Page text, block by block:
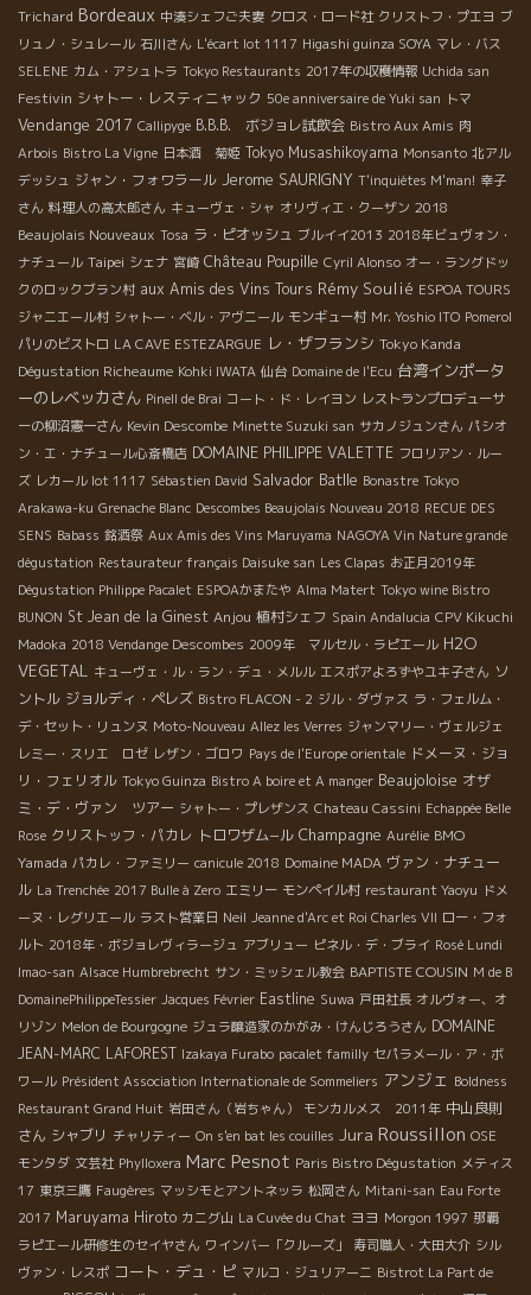
Trichard Bordeaux 中湊シェフご夫妻 クロス・ロード社 クリストフ・プエヨ ブ
リュノ・シュレール 石川さん L'écart lot 1117 Higashi guinza SOYA マレ・バス
SELENE カム・アシュトラ Tokyo Restaurants 2017年の収穫情報 Uchida san
Festivin シャトー・レスティニャック 50e anniversaire de Yuki san トマ
Vendange 2017 Callipyge B.B.B. ボジョレ試飲会 Bistro Aux Amis 肉
Arbois Bistro La Vigne 日本酒 菊姫 Tokyo Musashikoyama Monsanto 北アル
デッシュ ジャン・フォワラール Jerome SAURIGNY T'inquiètes M'man! 幸子
さん 料理人の高太郎さん キューヴェ・シャ オリヴィエ・クーザン 2018
Beaujolais Nouveaux Tosa ラ・ピオッシュ ブルイイ2013 2018年ビュヴォン・
ナチュール Taipei シェナ 宮崎 Château Poupille Cyril Alonso オー・ラングドッ
クのロックブラン村 aux Amis des Vins Tours Rémy Soulié ESPOA TOURS
ジャニエール村 シャトー・ベル・アヴニール モンギュー村 Mr. Yoshio ITO Pomerol
パリのビストロ LA CAVE ESTEZARGUE レ・ザフランシ Tokyo Kanda
Dégustation Richeaume Kohki IWATA 仙台 Domaine de l'Ecu 台湾インポータ
ーのレベッカさん Pinell de Brai コート・ド・レイヨン レストランプロデューサ
ーの柳沼憲一さん Kevin Descombe Minette Suzuki san サカノジュンさん パシオ
ン・エ・ナチュール心斎橋店 DOMAINE PHILIPPE VALETTE フロリアン・ルー
ズ レカール lot 1117 Sébastien David Salvador Batlle Bonastre Tokyo
Arakawa-ku Grenache Blanc Descombes Beaujolais Nouveau 2018 RECUE DES
SENS Babass 銘酒祭 Aux Amis des Vins Maruyama NAGOYA Vin Nature grande
dégustation Restaurateur français Daisuke san Les Clapas お正月2019年
Dégustation Philippe Pacalet ESPOAかまたや Alma Matert Tokyo wine Bistro
BUNON St Jean de la Ginest Anjou 植村シェフ Spain Andalucia CPV Kikuchi
Madoka 2018 Vendange Descombes 2009年 マルセル・ラピエール H2O
VEGETAL キューヴェ・ル・ラン・デュ・メルル エスポアよろずやユキ子さん ソ
ントル ジョルディ・ペレズ Bistro FLACON - 2 ジル・ダヴァス ラ・フェルム・
デ・セット・リュンヌ Moto-Nouveau Allez les Verres ジャンマリー・ヴェルジェ
レミー・スリエ ロゼ レザン・ゴロワ Pays de l'Europe orientale ドメーヌ・ジョ
リ・フェリオル Tokyo Guinza Bistro A boire et A manger Beaujoloise オザ
ミ・デ・ヴァン ツアー シャトー・プレザンス Chateau Cassini Echappée Belle
Rose クリストッフ・パカレ トロワザム−ル Champagne Aurélie BMO
Yamada パカレ・ファミリー canicule 2018 Domaine MADA ヴァン・ナチュー
ル La Trenchée 2017 Bulle à Zero エミリー モンペイル村 restaurant Yaoyu ドメ
ーヌ・レグリエール ラスト営業日 Neil Jeanne d'Arc et Roi Charles VII ロー・フォ
ルト 2018年・ボジョレヴィラージュ アブリュー ピネル・デ・ブライ Rosé Lundi
Imao-san Alsace Humbrebrecht サン・ミッシェル教会 BAPTISTE COUSIN M de B
DomainePhilippeTessier Jacques Février Eastline Suwa 戸田社長 オルヴォー、オ
リゾン Melon de Bourgogne ジュラ醸造家のかがみ・けんじろうさん DOMAINE
JEAN-MARC LAFOREST Izakaya Furabo pacalet familly セパラメール・ア・ボ
ワール Président Association Internationale de Sommeliers アンジェ Boldness
Restaurant Grand Huit 岩田さん（岩ちゃん） モンカルメス 2011年 中山良則
さん シャブリ チャリティー On s'en bat les couilles Jura Roussillon OSE
モンタダ 文芸社 Phylloxera Marc Pesnot Paris Bistro Dégustation メティス
17 東京三鷹 Faugères マッシモとアントネッラ 松岡さん Mitani-san Eau Forte
2017 Maruyama Hiroto カニグ山 La Cuvée du Chat ヨヨ Morgon 1997 那覇
ラピエール研修生のセイヤさん ワインバー「クルーズ」 寿司職人・大田大介 シル
ヴァン・レスポ コート・デュ・ピ マルコ・ジュリアーニ Bistrot La Part de